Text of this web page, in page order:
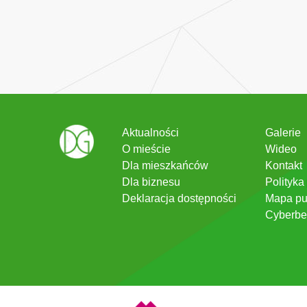
Aktualności
O mieście
Dla mieszkańców
Dla biznesu
Deklaracja dostępności
Galerie
Wideo
Kontakt
Mapa